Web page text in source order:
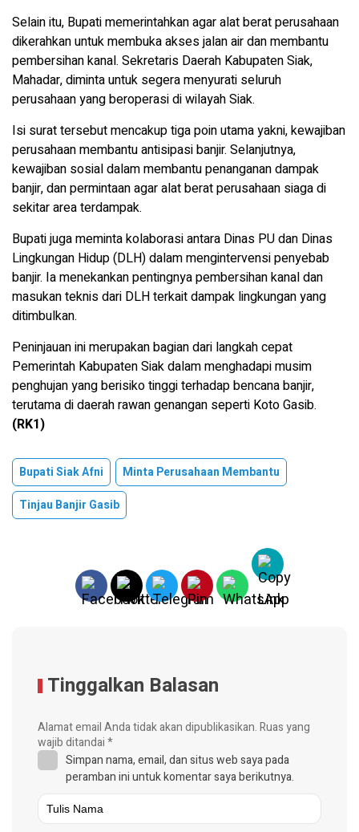
Selain itu, Bupati memerintahkan agar alat berat perusahaan
dikerahkan untuk membuka akses jalan air dan membantu
pembersihan kanal. Sekretaris Daerah Kabupaten Siak,
Mahadar, diminta untuk segera menyurati seluruh
perusahaan yang beroperasi di wilayah Siak.
Isi surat tersebut mencakup tiga poin utama yakni, kewajiban
perusahaan membantu antisipasi banjir. Selanjutnya,
kewajiban sosial dalam membantu penanganan dampak
banjir, dan permintaan agar alat berat perusahaan siaga di
sekitar area terdampak.
Bupati juga meminta kolaborasi antara Dinas PU dan Dinas
Lingkungan Hidup (DLH) dalam mengintervensi penyebab
banjir. Ia menekankan pentingnya pembersihan kanal dan
masukan teknis dari DLH terkait dampak lingkungan yang
ditimbulkan.
Peninjauan ini merupakan bagian dari langkah cepat
Pemerintah Kabupaten Siak dalam menghadapi musim
penghujan yang berisiko tinggi terhadap bencana banjir,
terutama di daerah rawan genangan seperti Koto Gasib.
(RK1)
Bupati Siak Afni
Minta Perusahaan Membantu
Tinjau Banjir Gasib
Tinggalkan Balasan
Alamat email Anda tidak akan dipublikasikan.Ruas yang
wajib ditandai*
Simpan nama, email, dan situs web saya pada
peramban ini untuk komentar saya berikutnya.